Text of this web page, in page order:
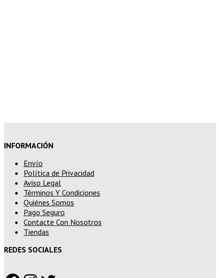
INFORMACIÓN
Envío
Política de Privacidad
Aviso Legal
Términos Y Condiciones
Quiénes Somos
Pago Seguro
Contacte Con Nosotros
Tiendas
REDES SOCIALES